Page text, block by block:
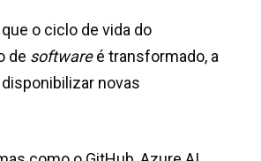
o ciclo de vida do
de softwareé transformado, a
novas